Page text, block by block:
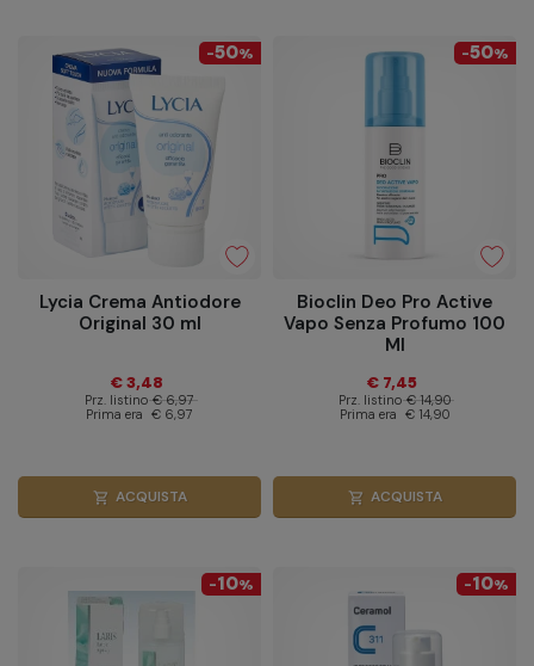
-50%
Lycia Crema Antiodore
Original 30 ml
€ 3,48
Prz. listino € 6,97
Prima era € 6,97
shopping_cart ACQUISTA
-50%
Bioclin Deo Pro Active
Vapo Senza Profumo 100
Ml
€ 7,45
Prz. listino € 14,90
Prima era € 14,90
shopping_cart ACQUISTA
-10% -10%